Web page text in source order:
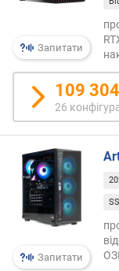
о
т
T
b
o
B
o
o
/
Запитати
109
26
Запитати